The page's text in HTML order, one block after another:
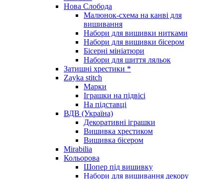
Нова Слобода
Малюнок-схема на канві для
вишивання
Набори для вишивки нитками
Набори для вишивки бісером
Бісерні мініатюри
Набори для шиття ляльок
Затишні хрестики *
Zayka stitch
Марки
Іграшки на підвісі
На підставці
ВДВ (Україна)
Декоративні іграшки
Вишивка хрестиком
Вишивка бісером
Mirabilia
Кольорова
Шопер під вишивку
Набори для вишивання декору